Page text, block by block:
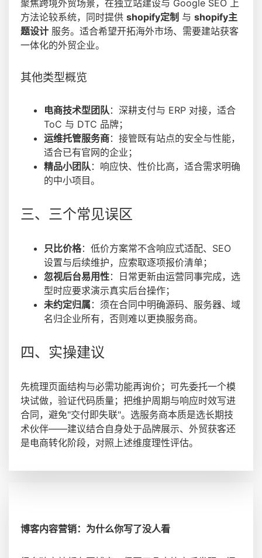
聚焦跨境外贸场景，在独立站建设与 Google SEO 上
方法论较系统，同时提供 shopify定制 与 shopify主
题设计 服务。适合希望开拓海外市场、需要建站获客
一体化的外贸企业。
其他类型概览
电商技术型团队：深耕支付与 ERP 对接，适合
ToC 与 DTC 品牌；
运维托管服务商：接管既有站点的安全与性能，
适合已有官网的企业；
精品小团队：响应快、性价比高，适合需求明确
的中小项目。
三、三个常见误区
只比价格：低价方案常不含响应式适配、SEO
设置与后续维护，应索取逐项报价清单；
忽视后台易用性：日常更新由运营同事完成，选
型时应要求演示真实后台操作；
未约定归属 ：须在合同中明确源码、服务器、域
名归企业所有，否则难以更换服务商。
四、实操建议
先梳理页面结构与必需功能再询价；可先委托一个模
块试做，验证代码质量；把维护周期与响应时效写进
合同，避免"交付即失联"。选服务商本质是选长期技
术伙伴——建议结合自身处于品牌展示、外贸获客还
是电商转化阶段，对照上述维度理性评估。
博客内容营销：为什么你写了没人看